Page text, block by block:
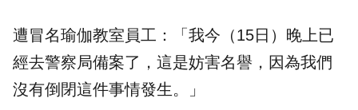
遭冒名瑜伽教室員工：「我今（15日）晚上已
經去警察局備案了，這是妨害名譽，因為我們
沒有倒閉這件事情發生。」